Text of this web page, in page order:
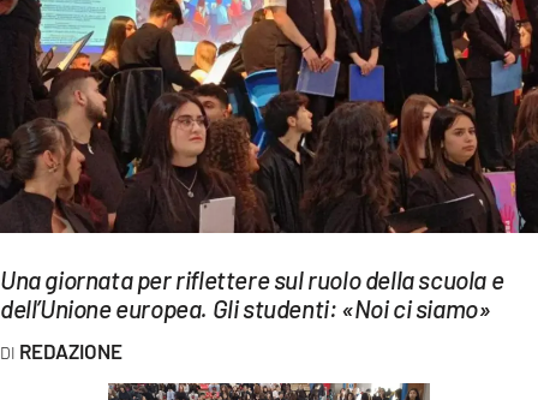
ECONOMIA E LAVORO
EVENTI
SPORT
Streaming
LAC TV
LAC NETWORK
Una giornata per riflettere sul ruolo della scuola e
dell’Unione europea. Gli studenti: «Noi ci siamo»
REDAZIONE